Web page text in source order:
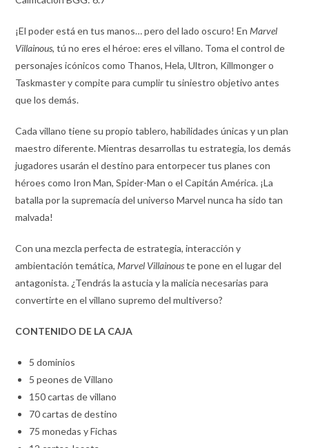
¡El poder está en tus manos… pero del lado oscuro! EnMarvel
Villainous, tú no eres el héroe: eres el villano. Toma el control de
personajes icónicos como Thanos, Hela, Ultron, Killmonger o
Taskmaster y compite para cumplir tu siniestro objetivo antes
que los demás.
Cada villano tiene su propio tablero, habilidades únicas y un plan
maestro diferente. Mientras desarrollas tu estrategia, los demás
jugadores usarán el destino para entorpecer tus planes con
héroes como Iron Man, Spider-Man o el Capitán América. ¡La
batalla por la supremacía del universo Marvel nunca ha sido tan
malvada!
Con una mezcla perfecta de estrategia, interacción y
ambientación temática,Marvel Villainouste pone en el lugar del
antagonista. ¿Tendrás la astucia y la malicia necesarias para
convertirte en el villano supremo del multiverso?
CONTENIDO DE LA CAJA
5 dominios
5 peones de Villano
150 cartas de villano
70 cartas de destino
75 monedas y Fichas